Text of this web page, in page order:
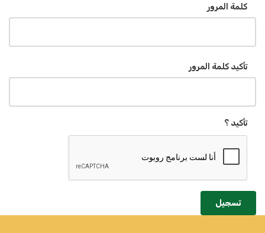
كلمة المرور
تأكيد كلمة المرور
تأكيد ؟
تسجيل